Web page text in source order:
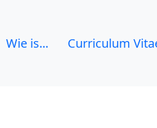
Wie is... Curriculum